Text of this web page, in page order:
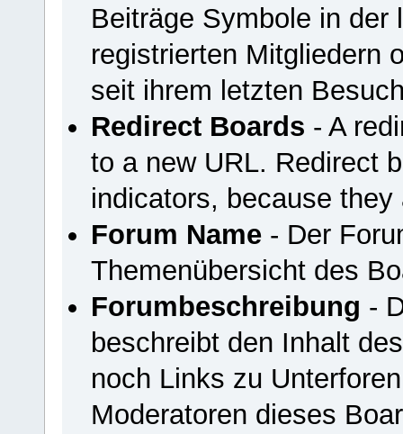
Beiträge Symbole in der
registrierten Mitgliedern
seit ihrem letzten
Redirect Boards - A
to a new URL. Redirect
indicators, because
Forum Name- Der
Themenübersicht des
Forumbeschreibung -
beschreibt den Inhalt
noch Links zu
Moderatoren dieses